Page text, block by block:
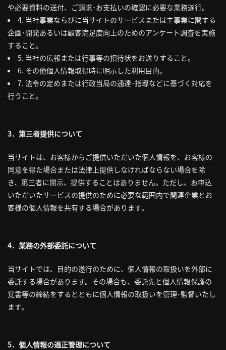
や必要資料の送付、ご請求･お支払いの確認に必要な業務遂行。
4. 当社事業ならびに当サイトのサービスまたは主事業に関する
企画･開発あるいは顧客満足度向上のためのアンケート調査を実施
すること。
5. 当社の広報または行事等の招待状をお送りすること。
6. その他個人情報取得時に明示した利用目的。
7. 法令の定めまたは行政当局の通達･指導などに基づく対応を
行うこと。
3．第三者提供について
当サイトは、お客様からご提供いただいた個人情報を、お客様の
同意を得た場合または法律上提供しなければならない場合を除
き、第三者に開示、提供することはありません。ただし、お申込
いただいたサービスの提供のために必要な範囲内で関連企業とお
客様の個人情報を共有する場合があります。
4．業務の外部委託について
当サイトでは、目的の遂行のために、個人情報の取扱いを外部に
委託する場合があります。その場合も、委託先と個人情報保護の
覚書等の締結をするとともに個人情報の取扱いを管理･監督いたし
ます。
5．個人情報の適正管理について